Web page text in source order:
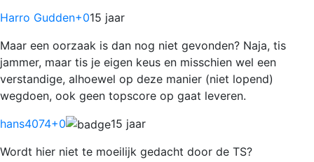
Harro Gudden+015 jaar
Maar een oorzaak is dan nog niet gevonden? Naja, tis
jammer, maar tis je eigen keus en misschien wel een
verstandige, alhoewel op deze manier (niet lopend)
wegdoen, ook geen topscore op gaat leveren.
hans4074+0
15 jaar
Wordt hier niet te moeilijk gedacht door de TS?